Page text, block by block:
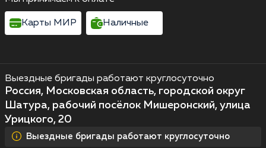
Выездные бригады работают круглосуточно
Россия, Московская область, городской округ
Шатура, рабочий посёлок Мишеронский, улица
Урицкого, 20
Выездные бригады работают круглосуточно
Карты МИР Наличные